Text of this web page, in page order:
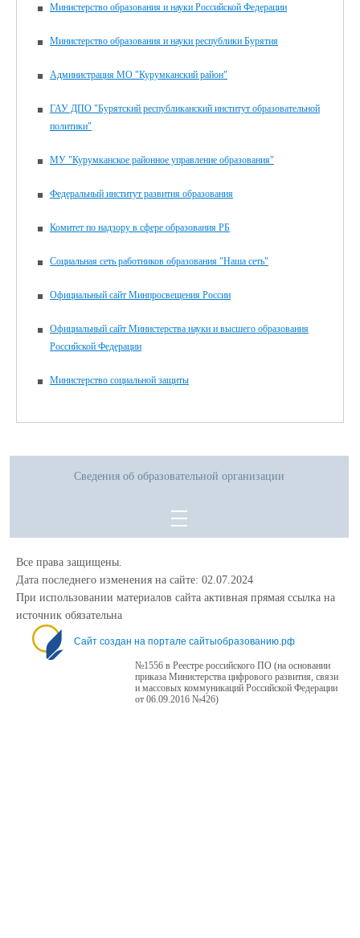
Министерство образования и науки Российской Федерации
Министерство образования и науки республики Бурятия
Администрация МО "Курумканский район"
ГАУ ДПО "Бурятский республиканский институт образовательной
политики"
МУ "Курумканское районное управление образования"
Федеральный институт развития образования
Комитет по надзору в сфере образования РБ
Социальная сеть работников образования "Наша сеть"
Официальный сайт Минпросвещения России
Официальный сайт Министерства науки и высшего образования
Российской Федерации
Министерство социальной защиты
Сведения об образовательной организации
Все права защищены.
Дата последнего изменения на сайте: 02.07.2024
При использовании материалов сайта активная прямая ссылка на
источник обязательна
Сайт создан на портале сайтыобразованию.рф
№1556 в Реестре российского ПО (на основании
приказа Министерства цифрового развития, связи
и массовых коммуникаций Российской Федерации
от 06.09.2016 №426)